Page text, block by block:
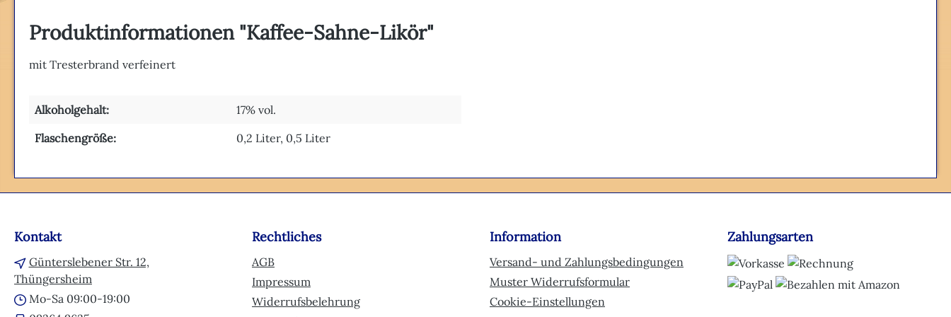
Produktinformationen "Kaffee-Sahne-Likör"
mit Tresterbrand verfeinert
Alkoholgehalt:
17% vol.
Flaschengröße:
0,2 Liter, 0,5 Liter
Kontakt
Günterslebener Str. 12,
Thüngersheim
Mo-Sa 09:00-19:00
Rechtliches
AGB
Impressum
Widerrufsbelehrung
Information
Versand- und Zahlungsbedingungen
Muster Widerrufsformular
Cookie-Einstellungen
Zahlungsarten